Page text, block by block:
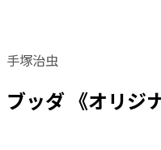
手塚治虫
ブッダ 《オリジ